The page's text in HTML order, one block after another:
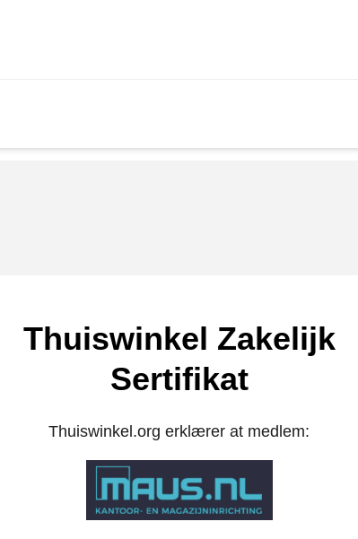
Thuiswinkel Zakelijk
Sertifikat
Thuiswinkel.org erklærer at medlem: